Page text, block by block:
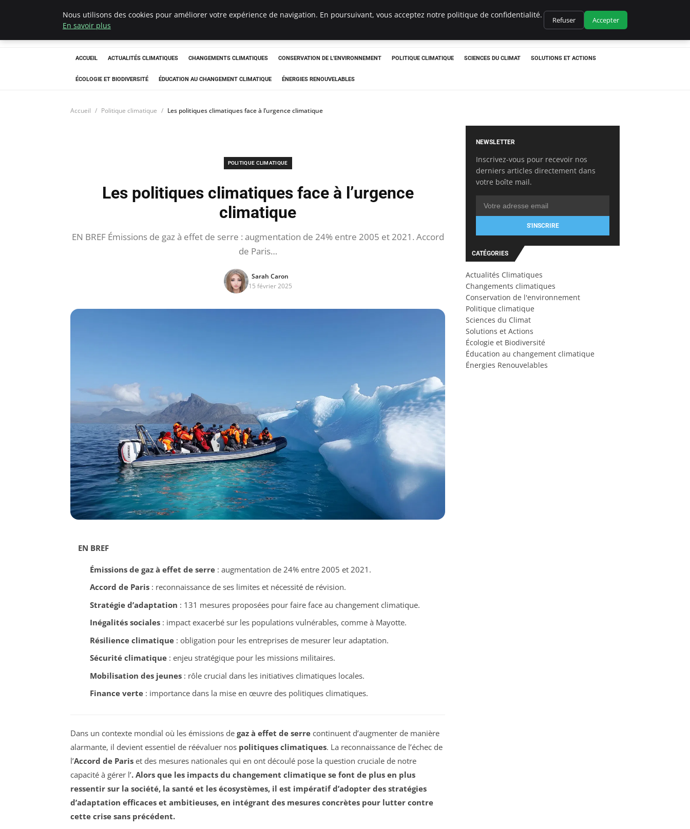
Climatedebtagents
ACCUEIL ACTUALITÉS CLIMATIQUES CHANGEMENTS CLIMATIQUES CONSERVATION DE L'ENVIRONNEMENT POLITIQUE CLIMATIQUE SCIENCES DU CLIMAT SOLUTIONS ET ACTIONS
ÉCOLOGIE ET BIODIVERSITÉ ÉDUCATION AU CHANGEMENT CLIMATIQUE ÉNERGIES RENOUVELABLES
Accueil Politique climatique Les politiques climatiques face à l’urgence climatique
POLITIQUE CLIMATIQUE
Les politiques climatiques face à l’urgence
climatique
EN BREF Émissions de gaz à effet de serre : augmentation de 24% entre 2005 et 2021. Accord
de Paris…
Sarah Caron
15 février 2025
EN BREF
Émissions de gaz à effet de serre: augmentation de 24% entre 2005 et 2021.
Accord de Paris: reconnaissance de ses limites et nécessité de révision.
Stratégie d’adaptation : 131 mesures proposées pour faire face au changement climatique.
Inégalités sociales: impact exacerbé sur les populations vulnérables, comme à Mayotte.
Résilience climatique: obligation pour les entreprises de mesurer leur adaptation.
Sécurité climatique: enjeu stratégique pour les missions militaires.
Mobilisation des jeunes: rôle crucial dans les initiatives climatiques locales.
Finance verte: importance dans la mise en œuvre des politiques climatiques.
Dans un contexte mondial où les émissions de gaz à effet de serre continuent d’augmenter de manière
alarmante, il devient essentiel de réévaluer nos politiques climatiques. La reconnaissance de l’échec de
l’Accord de Paris et des mesures nationales qui en ont découlé pose la question cruciale de notre
capacité à gérer l’. Alors que les impacts du changement climatique se font de plus en plus
ressentir sur la société, la santé et les écosystèmes, il est impératif d’adopter des stratégies
d’adaptation efficaces et ambitieuses, en intégrant des mesures concrètes pour lutter contre
cette crise sans précédent.
NEWSLETTER
Inscrivez-vous pour recevoir nos
derniers articles directement dans
votre boîte mail.
S'INSCRIRE
CATÉGORIES
Actualités Climatiques
Changements climatiques
Conservation de l'environnement
Politique climatique
Sciences du Climat
Solutions et Actions
Écologie et Biodiversité
Éducation au changement climatique
Énergies Renouvelables
Nous utilisons des cookies pour améliorer votre expérience de navigation. En poursuivant, vous acceptez notre politique de confidentialité.
En savoir plus
Refuser Accepter